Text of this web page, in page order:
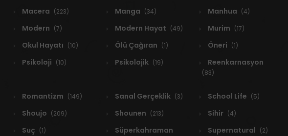
Macera (223) Manga (34) Manhua (4)
Modern (7) Modern Hayat (49) Murim (17)
Okul Hayatı (10) Ölü Çağıran (1) Öneri (1)
Psikoloji (10) Psikolojik (19) Reenkarnasyon
(83)
Romantizm (149) Sanal Gerçeklik (3) School Life (5)
Shoujo (209) Shounen (213) Sihir (4)
Suç (1) Süperkahraman Supernatural (2)